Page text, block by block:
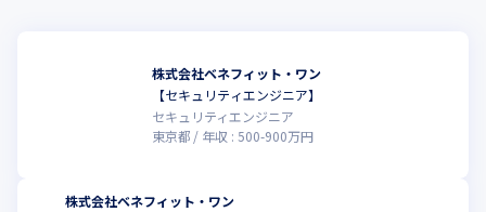
株式会社ベネフィット・ワン
【セキュリティエンジニア】
セキュリティエンジニア
東京都
年収 : 500-900万円
株式会社ベネフィット・ワン